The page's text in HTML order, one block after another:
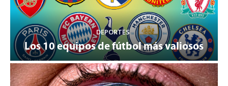
DEPORTES
Los 10 equipos de fútbol más valiosos